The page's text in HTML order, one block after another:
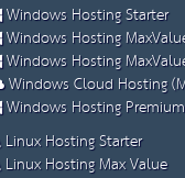
Windows Hosting Starter
Windows Hosting
Windows Hosting
Windows Cloud Hosting
Windows Hosting
Linux Hosting Starter
Linux Hosting Max Value